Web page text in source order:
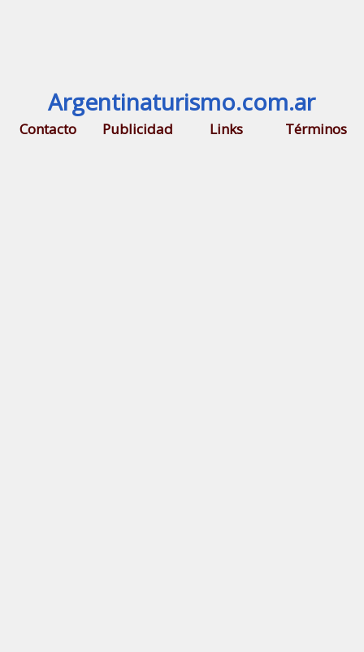
Argentinaturismo.com.ar
Contacto Publicidad Links Términos